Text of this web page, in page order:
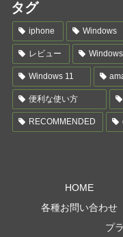
タグ
iphone Windows
レビュー
Windows 11
便利な使い方
RECOMMENDED
HOME
各種お問い合わせ
プ